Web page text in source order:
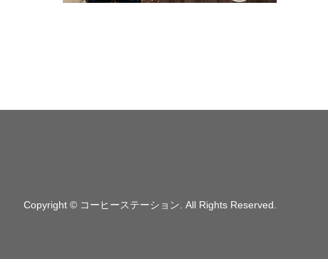
Copyright © コーヒーステーション . All Rights Reserved.